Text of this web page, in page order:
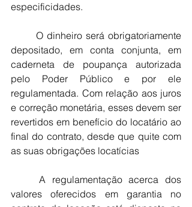
especificidades.
depositado, em conta conjunta, em
caderneta de poupança autorizada
pelo Poder Público e por ele
regulamentada. Com relação aos juros
e correção monetária, esses devem ser
revertidos em benefício do locatário ao
final do contrato, desde que quite com
as suas obrigações locatícias
valores oferecidos em garantia no